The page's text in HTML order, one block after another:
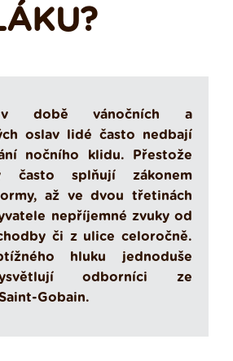
v době vánočních a
oslav lidé často nedbají
nočního klidu. Přestože
často splňují zákonem
až ve dvou třetinách
nepříjemné zvuky od
či z ulice celoročně.
hluku jednoduše
odborníci ze
Gobain.